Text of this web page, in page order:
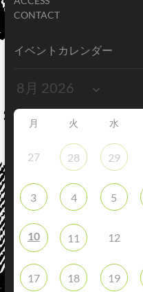
CONTACT
イベントカレンダー
月 火 水
27 28 29
3 4 5
10 11 12
17 18 19